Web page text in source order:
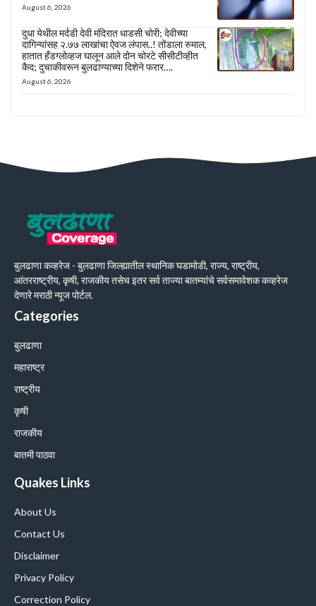
August 6, 2026
दुधा येथील मर्दडी देवी मंदिरात धाडसी चोरी; देवीच्या
दागिन्यांसह २.७७ लाखांचा ऐवज लंपास..! तोंडाला रुमाल,
हातात हँडग्लोव्हज घालून आले दोन चोरटे सीसीटीव्हीत
कैद; दुचाकीवरून बुलढाण्याच्या दिशेने फरार….
August 6, 2026
बुलढाणा कव्हरेज - बुलढाणा जिल्ह्यातील स्थानिक घडामोडी, राज्य, राष्ट्रीय,
आंतरराष्ट्रीय, कृषी, राजकीय तसेच इतर सर्व ताज्या बातम्यांचे सर्वसमावेशक कव्हरेज
देणारे मराठी न्यूज पोर्टल.
Categories
बुलढाणा
महाराष्ट्र
राष्ट्रीय
कृषी
राजकीय
बातमी पाठवा
Quakes Links
About Us
Contact Us
Disclaimer
Privacy Policy
Correction Policy